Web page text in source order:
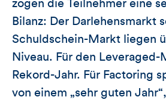
zogen die Teilnehmer eine
Bilanz: Der Darlehensmarkt
Schuldschein-Markt liegen
Niveau. Für den
Rekord-Jahr. Für Factoring
von einem „sehr guten